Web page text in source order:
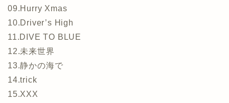
09.Hurry Xmas
10.Driver’s High
11.DIVE TO BLUE
12.未来世界
13.静かの海で
14.trick
15.XXX